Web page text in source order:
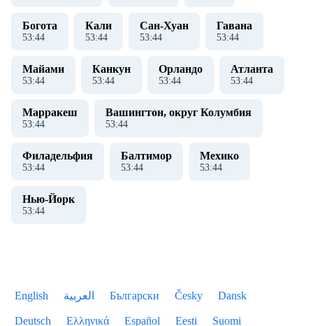
Богота
53:44
Кали
53:44
Сан-Хуан
53:44
Гавана
53:44
Майами
53:44
Канкун
53:44
Орландо
53:44
Атланта
53:44
Марракеш
53:44
Вашингтон, округ Колумбия
53:44
Филадельфия
53:44
Балтимор
53:44
Мехико
53:44
Нью-Йорк
53:44
English العربية Български Česky Dansk
Deutsch Ελληνικά Español Eesti Suomi